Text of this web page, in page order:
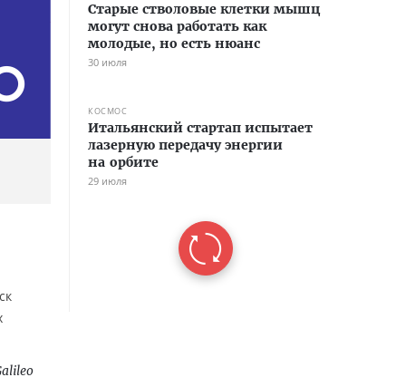
Старые стволовые клетки мышц
могут снова работать как
молодые, но есть нюанс
30 июля
КОСМОС
Итальянский стартап испытает
лазерную передачу энергии
на орбите
29 июля